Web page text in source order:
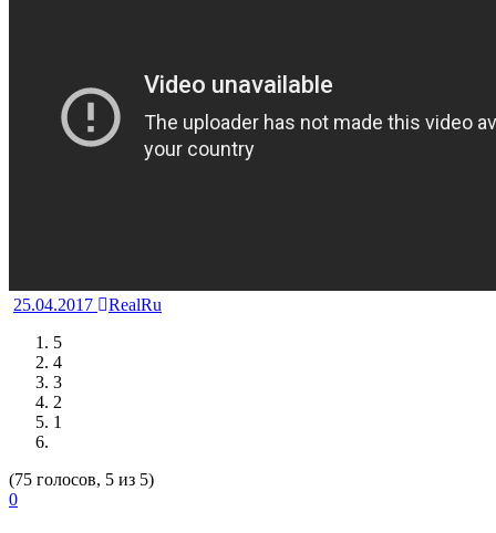
25.04.2017
RealRu
5
4
3
2
1
(75 голосов, 5 из 5)
0